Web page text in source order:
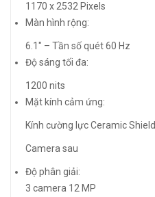
1170 x 2532 Pixels
Màn hình rộng:
6.1″ – Tần số quét 60 Hz
Độ sáng tối đa:
1200 nits
Mặt kính cảm ứng:
Kính cường lực Ceramic Shield
Camera sau
Độ phân giải:
3 camera 12 MP